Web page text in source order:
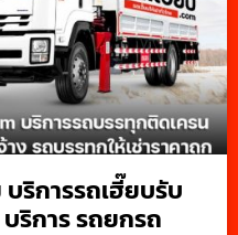
ริการรถเฮี๊ยบรับ
บริการ รถยกรถ